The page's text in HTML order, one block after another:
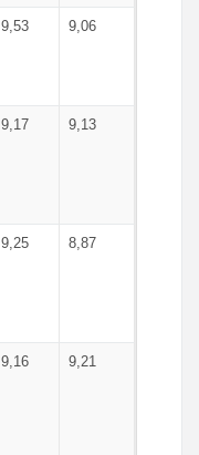
9,53 9,06
9,17 9,13
9,25 8,87
9,16 9,21